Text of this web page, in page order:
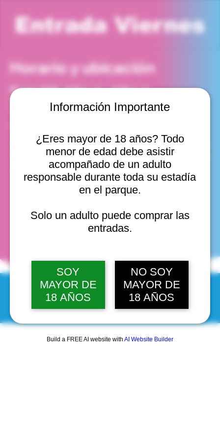
Información Importante
¿Eres mayor de 18 años? Todo
menor de edad debe asistir
acompañado de un adulto
responsable durante toda su estadía
en el parque.
Solo un adulto puede comprar las
entradas.
SOY
MAYOR DE
18 AÑOS
NO SOY
MAYOR DE
18 AÑOS
Build a FREE AI website with AI Website Builder
Entrada Viernes
Horario y ubicación
07 ago 2026, 3:00 p. m. – 4:00 p. m.
Viña del Mar, Cam. Internacional 2440, Viña del Mar,
Valparaíso, Chile
vie, 14 ago, 10:00 a. m.
vie, 14 ago, 11:00 a. m.
vie, 14 ago, 12:00 p. m.
Ver 11
fechas
© 2025 by Scantastic.